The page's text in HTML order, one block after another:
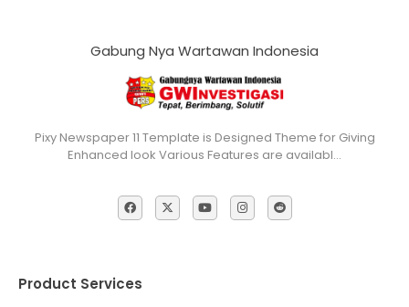
Gabung Nya Wartawan Indonesia
Pixy Newspaper 11 Template is Designed Theme for Giving
Enhanced look Various Features are availabl…
Product Services